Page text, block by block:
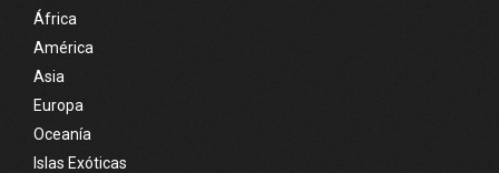
África
América
Asia
Europa
Oceanía
Islas Exóticas